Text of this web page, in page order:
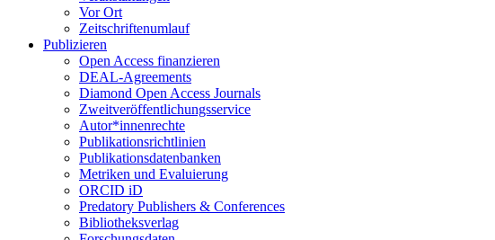
Vor Ort
Zeitschriftenumlauf
Publizieren
Open Access finanzieren
DEAL-Agreements
Diamond Open Access Journals
Zweitveröffentlichungsservice
Autor*innenrechte
Publikationsrichtlinien
Publikationsdatenbanken
Metriken und Evaluierung
ORCID iD
Predatory Publishers & Conferences
Bibliotheksverlag